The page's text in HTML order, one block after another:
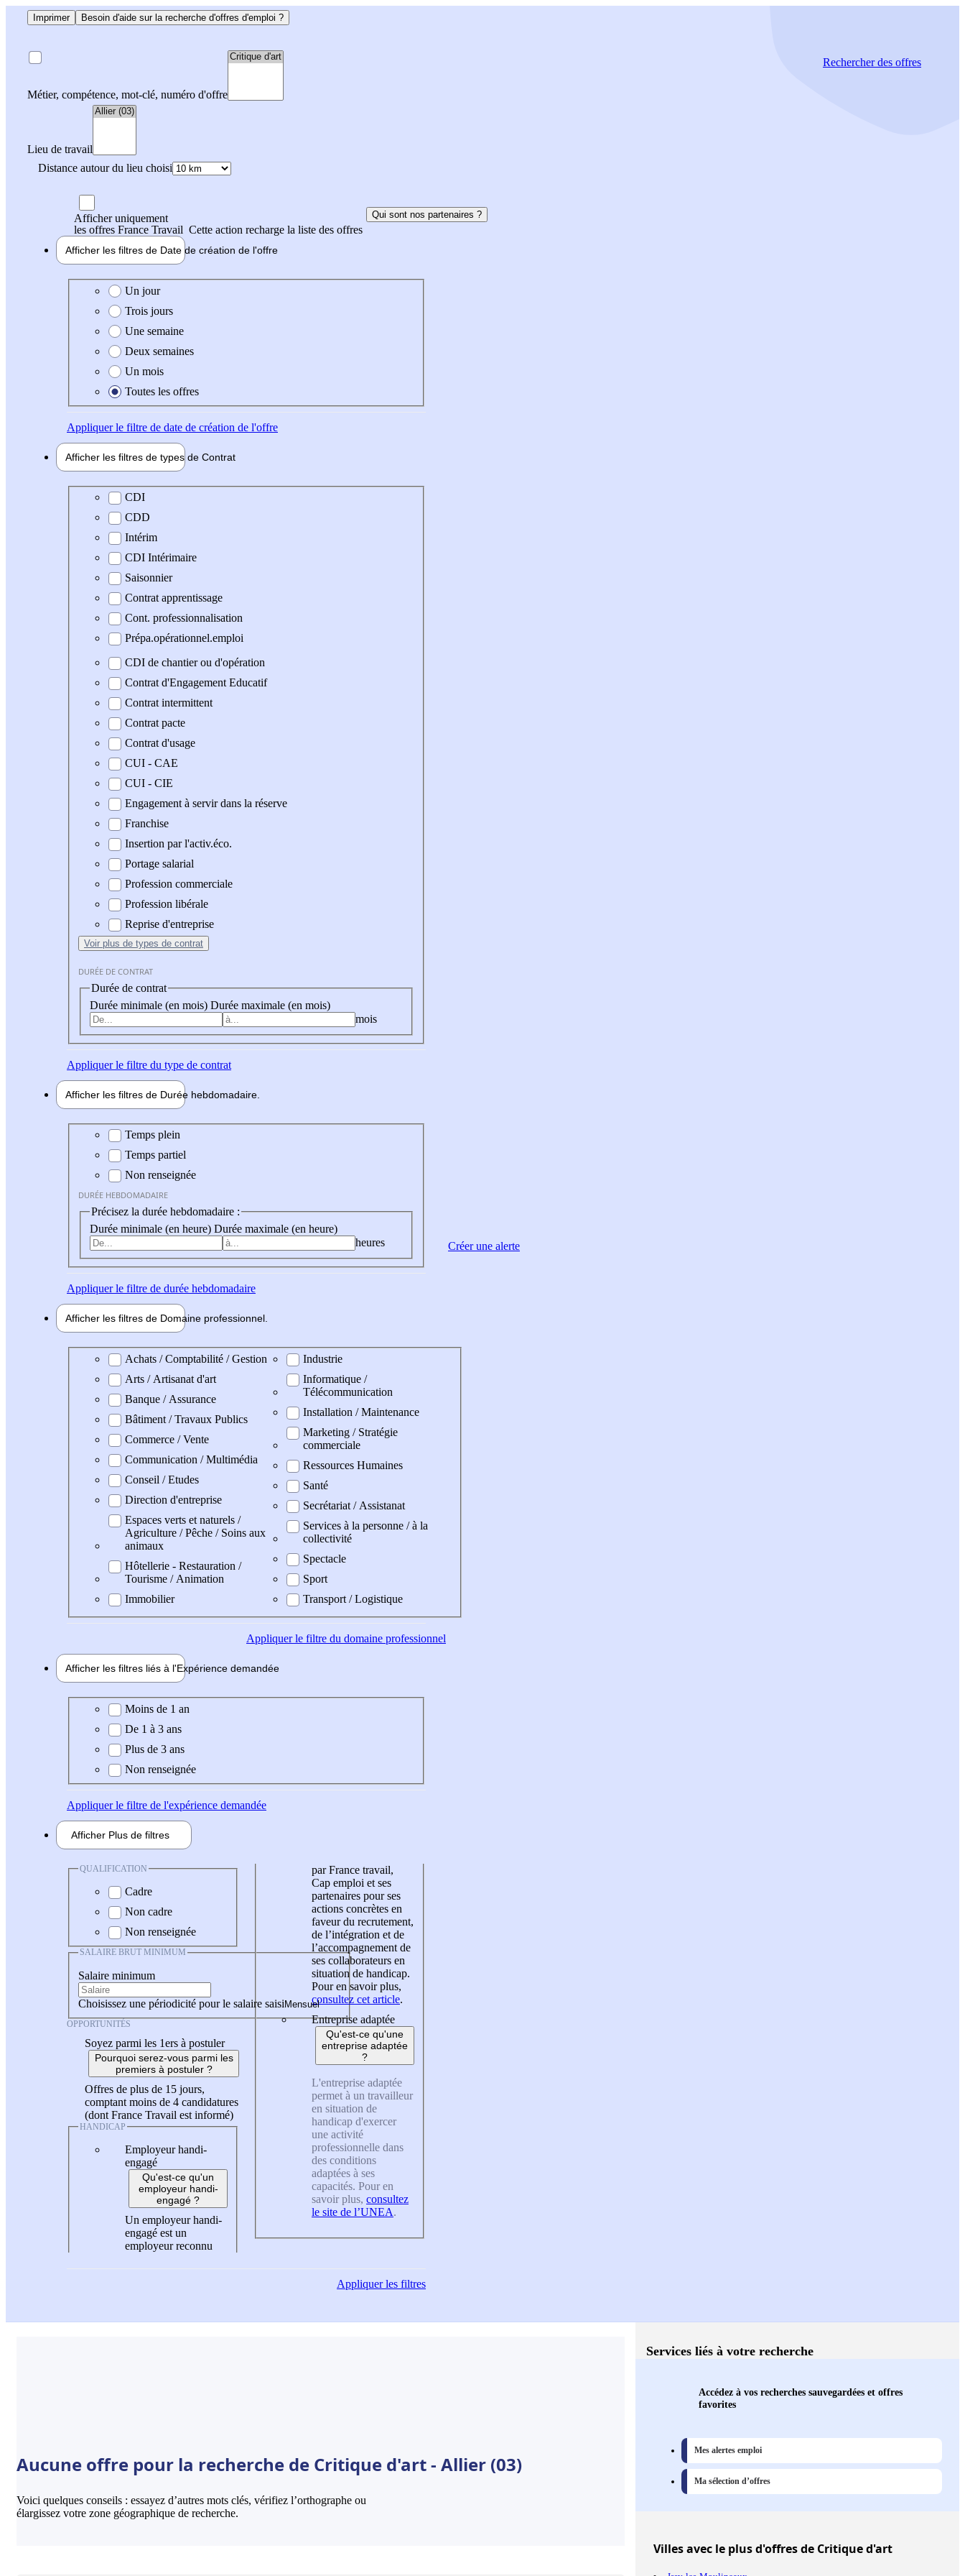
Imprimer Besoin d'aide sur la recherche d'offres d'emploi ?
Métier, compétence, mot-clé, numéro d'offre
Lieu de travail
Distance autour du lieu choisi
Rechercherdes offres
Afficher uniquement
les offres France Travail Cette action recharge la liste des offres
Qui sont nos partenaires ?
Afficher les filtres de Date de création de l'offre
Date de création de l'offre
Un jour
Trois jours
Une semaine
Deux semaines
Un mois
Toutes les offres
Appliquerle filtre de date de création de l'offre
Afficher les filtres de types de Contrat
Type de contrat
CDI
CDD
Intérim
CDI Intérimaire
Saisonnier
Contrat apprentissage
Cont. professionnalisation
Prépa.opérationnel.emploi
CDI de chantier ou d'opération
Contrat d'Engagement Educatif
Contrat intermittent
Contrat pacte
Contrat d'usage
CUI - CAE
CUI - CIE
Engagement à servir dans la réserve
Franchise
Insertion par l'activ.éco.
Portage salarial
Profession commerciale
Profession libérale
Reprise d'entreprise
Voir plus de types de contrat
DURÉE DE CONTRAT
Durée de contrat
Durée minimale (en mois) Durée maximale (en mois)
mois
Appliquerle filtre du type de contrat
Afficher les filtres de Durée hebdomadaire
Durée hebdomadaire
Temps plein
Temps partiel
Non renseignée
DURÉE HEBDOMADAIRE
Précisez la durée hebdomadaire :
Durée minimale (en heure) Durée maximale (en heure)
heures
Appliquerle filtre de durée hebdomadaire
Afficher les filtres de Domaine professionnel
Domaine professionel
Achats / Comptabilité / Gestion
Arts / Artisanat d'art
Banque / Assurance
Bâtiment / Travaux Publics
Commerce / Vente
Communication / Multimédia
Conseil / Etudes
Direction d'entreprise
Espaces verts et naturels /
Agriculture / Pêche / Soins aux
animaux
Hôtellerie - Restauration /
Tourisme / Animation
Immobilier
Industrie
Informatique /
Télécommunication
Installation / Maintenance
Marketing / Stratégie
commerciale
Ressources Humaines
Santé
Secrétariat / Assistanat
Services à la personne / à la
collectivité
Spectacle
Sport
Transport / Logistique
Appliquerle filtre du domaine professionnel
Afficher les filtres liés à l'Expérience demandée
Expérience demandée
Moins de 1 an
De 1 à 3 ans
Plus de 3 ans
Non renseignée
Appliquerle filtre de l'expérience demandée
Afficher Plus de filtres
QUALIFICATION
Cadre
Non cadre
Non renseignée
SALAIRE BRUT MINIMUM
Salaire minimum
Choisissez une périodicité pour le salaire saisi
OPPORTUNITÉS
Soyez parmi les 1ers à postuler
Pourquoi serez-vous parmi les
premiers à postuler ?
Offres de plus de 15 jours,
comptant moins de 4 candidatures
(dont France Travail est informé)
HANDICAP
Employeur handi-
engagé
Qu'est-ce qu'un
employeur handi-
engagé ?
Un employeur handi-
engagé est un
employeur reconnu
par France travail,
Cap emploi et ses
partenaires pour ses
actions concrètes en
faveur du recrutement,
de l’intégration et de
l’accompagnement de
ses collaborateurs en
situation de handicap.
Pour en savoir plus,
consultez cet article.
Entreprise adaptée
Qu'est-ce qu'une
entreprise adaptée
?
L'entreprise adaptée
permet à un travailleur
en situation de
handicap d'exercer
une activité
professionnelle dans
des conditions
adaptées à ses
capacités. Pour en
savoir plus, consultez
le site de l’UNEA.
Appliquerles filtres
Créer une alerte
Aucune offre pour la recherche de Critique d'art - Allier (03)
Voici quelques conseils : essayez d’autres mots clés, vérifiez l’orthographe ou
élargissez votre zone géographique de recherche.
Services liés à votre recherche
Accédez à vos recherches sauvegardées et offres
favorites
Mes alertes emploi
Ma sélection d’offres
Villesavec le plus d'offres de Critique d'art